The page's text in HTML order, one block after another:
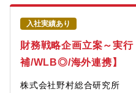
ニーズ調査自動車OEMやエン
や将来技術・製品に求められる
整理および社内へのフィードバ
テーマ創出、および顧客との
進・顧客開拓・事業機会創出電
動支援、および新規顧客・新規
ル顧客とのコミュニケーション
入社実績あり
財務戦略企画立案～実
補/WLB◎/海外連携】
株式会社野村総合研究所